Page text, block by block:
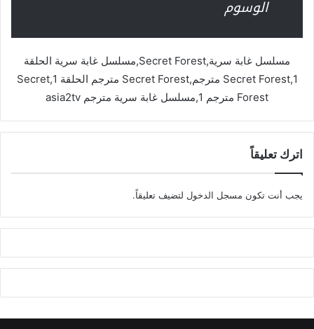
الوسوم
مسلسل غابة سرية,Secret Forest,مسلسل غابة سرية الحلقة
1,Secret Forest مترجم,Secret Forest مترجم الحلقة 1,Secret
Forest مترجم 1,مسلسل غابة سرية مترجم asia2tv
اترك تعليقاً
يجب أنت تكون مسجل الدخول لتضيف تعليقاً.